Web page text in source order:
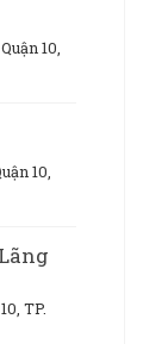
10,
10,
TP.